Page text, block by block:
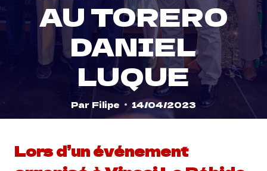
AU TORERO
DANIEL
LUQUE
Par Filipe 14/04/2023
Lors d’un événement